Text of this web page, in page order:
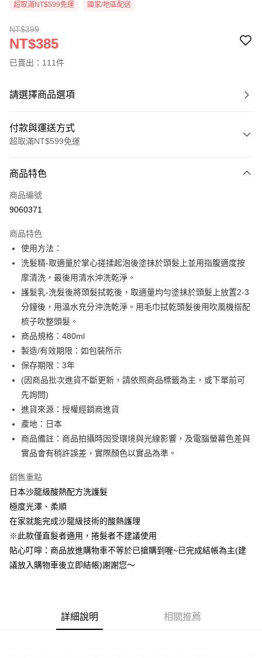
超取滿NT$599免運 國家/地區配送
NT$399
NT$385
已賣出：111件
請選擇商品選項
付款與運送方式
超取滿NT$599免運
信用卡一次付款
超商取貨付款
Apple Pay
街口支付
全盈+PAY
ATM付款
運送方式
每筆NT$60，滿NT$599(含以上)免運費
付款後全家取貨
每筆NT$60，滿NT$599(含以上)免運費
萊爾富取貨付款
每筆NT$60，滿NT$599(含以上)免運費
每筆NT$60，滿NT$599(含以上)免運費
7-11付款取貨
每筆NT$60，滿NT$599(含以上)免運費
付款後7-11取貨
每筆NT$60，滿NT$599(含以上)免運費
國家/地區配送0330
商品特色
商品編號
9060371
商品特色
使用方法：
洗髮精-取適量於掌心搓揉起泡後塗抹於頭髮上並用指腹適度按
摩清洗，最後用清水沖洗乾淨。
護髮乳-洗髮後將頭髮拭乾後，取適量均勻塗抹於頭髮上放置2-3
分鐘後，用溫水充分沖洗乾淨。用毛巾拭乾頭髮後用吹風機搭配
梳子吹整頭髮。
商品規格：480ml
製造/有效期限：如包裝所示
保存期限：3年
(因商品批次進貨不斷更新，請依照商品標籤為主，或下單前可
先詢問)
進貨來源：授權經銷商進貨
產地：日本
商品備註：商品拍攝時因受環境與光線影響，及電腦螢幕色差與
實品會有稍許誤差，實際顏色以實品為準。
銷售重點
日本沙龍級酸熱配方洗護髮
極度光澤、柔順
在家就能完成沙龍級技術的酸熱護理
※此款僅直髮者適用，捲髮者不建議使用
貼心叮嚀：商品放進購物車不等於已搶購到喔~已完成結帳為主(建
議放入購物車後立即結帳)謝謝您～
詳細說明 相關推薦